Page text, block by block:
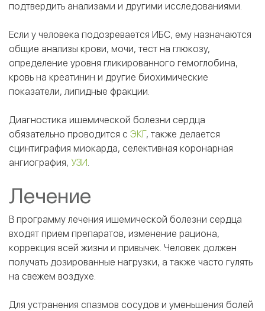
подтвердить анализами и другими исследованиями.
Если у человека подозревается ИБС, ему назначаются
общие анализы крови, мочи, тест на глюкозу,
определение уровня гликированного гемоглобина,
кровь на креатинин и другие биохимические
показатели, липидные фракции.
Диагностика ишемической болезни сердца
обязательно проводится с ЭКГ, также делается
сцинтиграфия миокарда, селективная коронарная
ангиография, УЗИ.
Лечение
В программу лечения ишемической болезни сердца
входят прием препаратов, изменение рациона,
коррекция всей жизни и привычек. Человек должен
получать дозированные нагрузки, а также часто гулять
на свежем воздухе.
Для устранения спазмов сосудов и уменьшения болей